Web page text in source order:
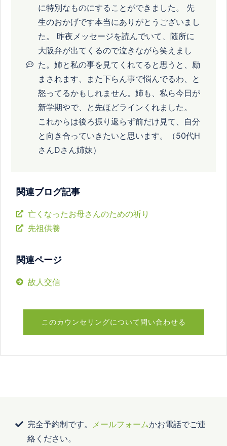
に特別なものにすることができました。 先
生のおかげです本当にありがとうございまし
た。 昨夜メッセージを読んでいて、随所に
大阪弁が出てくるので泣きながら笑えまし
た。姉と私の事を見てくれてると思うと、励
まされます、また下らん事で悩んでるわ、と
怒ってるかもしれません。姉も、私ら今日が
新学期やで、と先ほどラインくれました。
これからは後ろ振り返らず前だけ見て、自分
と向き合っていきたいと思います。（50代H
さんDさん姉妹）
関連ブログ記事
亡くなったお母さんのための祈り
先祖供養
関連ページ
故人交信
このカウンセリングについて問い合わせる
完全予約制です。 メールフォームかお電話でご連
絡ください。